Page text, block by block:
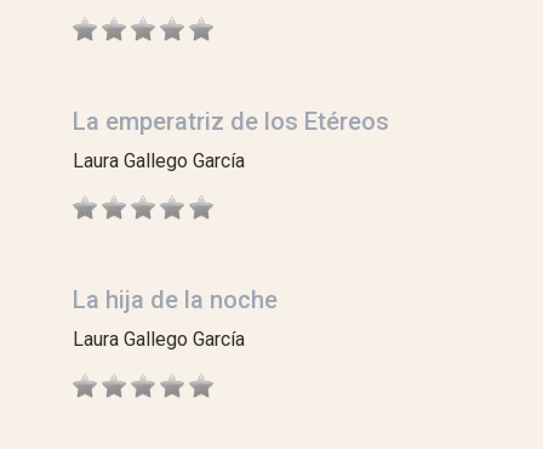
La emperatriz de los Etéreos
Laura Gallego García
La hija de la noche
Laura Gallego García